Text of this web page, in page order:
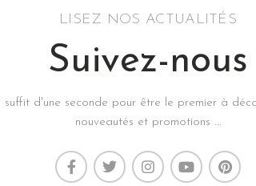
LISEZ NOS ACTUALITÉS
Suivez-nous
Il suffit d'une seconde pour être le premier à
nouveautés et promotions ...